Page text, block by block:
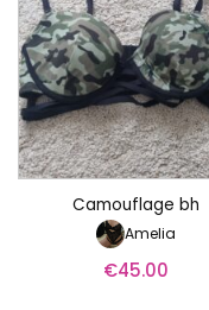
Camouflage bh
Amelia
€45.00